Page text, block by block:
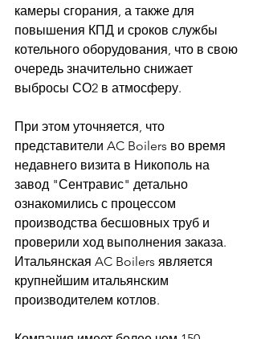
камеры сгорания, а также для
повышения КПД и сроков службы
котельного оборудования, что в свою
очередь значительно снижает
выбросы СО2 в атмосферу.
При этом уточняется, что
представители AC Boilers во время
недавнего визита в Никополь на
завод "Сентравис" детально
ознакомились с процессом
производства бесшовных труб и
проверили ход выполнения заказа.
Итальянская AC Boilers является
крупнейшим итальянским
производителем котлов.